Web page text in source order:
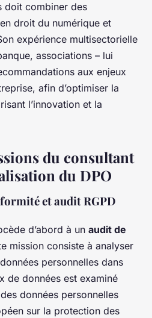
doit combiner des
droit du numérique et
expérience multisectorielle
associations – lui
aux enjeux
afin d’optimiser la
l’innovation et la
du consultant
du DPO
et audit RGPD
d’abord à un audit de
mission consiste à analyser
personnelles dans
de données est examiné
données personnelles
sur la protection des